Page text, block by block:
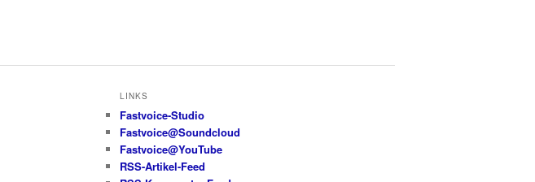
LINKS
Fastvoice-Studio
Fastvoice@Soundcloud
Fastvoice@YouTube
RSS-Artikel-Feed